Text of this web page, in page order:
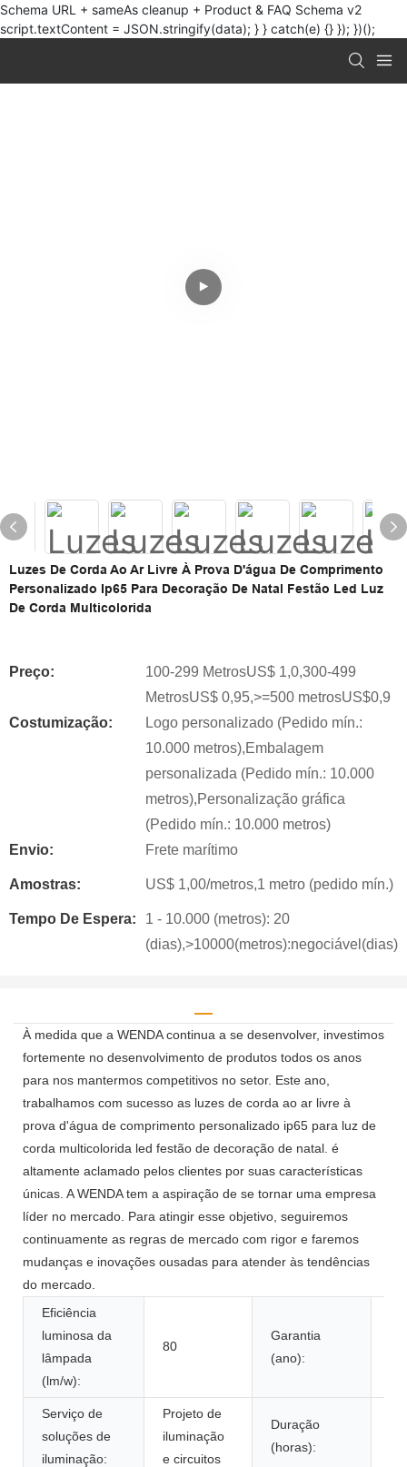
Schema URL + sameAs cleanup + Product & FAQ Schema v2
script.textContent = JSON.stringify(data); } } catch(e) {} }); })();
Luzes De Corda Ao Ar Livre À Prova D'água De Comprimento
Personalizado Ip65 Para Decoração De Natal Festão Led Luz
De Corda Multicolorida
Preço:
100-299 MetrosUS$ 1,0,300-499
MetrosUS$ 0,95,>=500 metrosUS$0,9
Costumização:
Logo personalizado (Pedido mín.:
10.000 metros),Embalagem
personalizada (Pedido mín.: 10.000
metros),Personalização gráfica
(Pedido mín.: 10.000 metros)
Envio:
Frete marítimo
Amostras: US$ 1,00/metros,1 metro (pedido mín.)
Tempo De Espera:
1 - 10.000 (metros): 20
(dias),>10000(metros):negociável(dias)
À medida que a WENDA continua a se desenvolver, investimos
fortemente no desenvolvimento de produtos todos os anos
para nos mantermos competitivos no setor. Este ano,
trabalhamos com sucesso as luzes de corda ao ar livre à
prova d'água de comprimento personalizado ip65 para luz de
corda multicolorida led festão de decoração de natal. é
altamente aclamado pelos clientes por suas características
únicas. A WENDA tem a aspiração de se tornar uma empresa
líder no mercado. Para atingir esse objetivo, seguiremos
continuamente as regras de mercado com rigor e faremos
mudanças e inovações ousadas para atender às tendências
do mercado.
Eficiência
luminosa da
lâmpada
(lm/w):
80
Garantia
(ano):
Serviço de
soluções de
iluminação:
Projeto de
iluminação
e circuitos
Duração
(horas):